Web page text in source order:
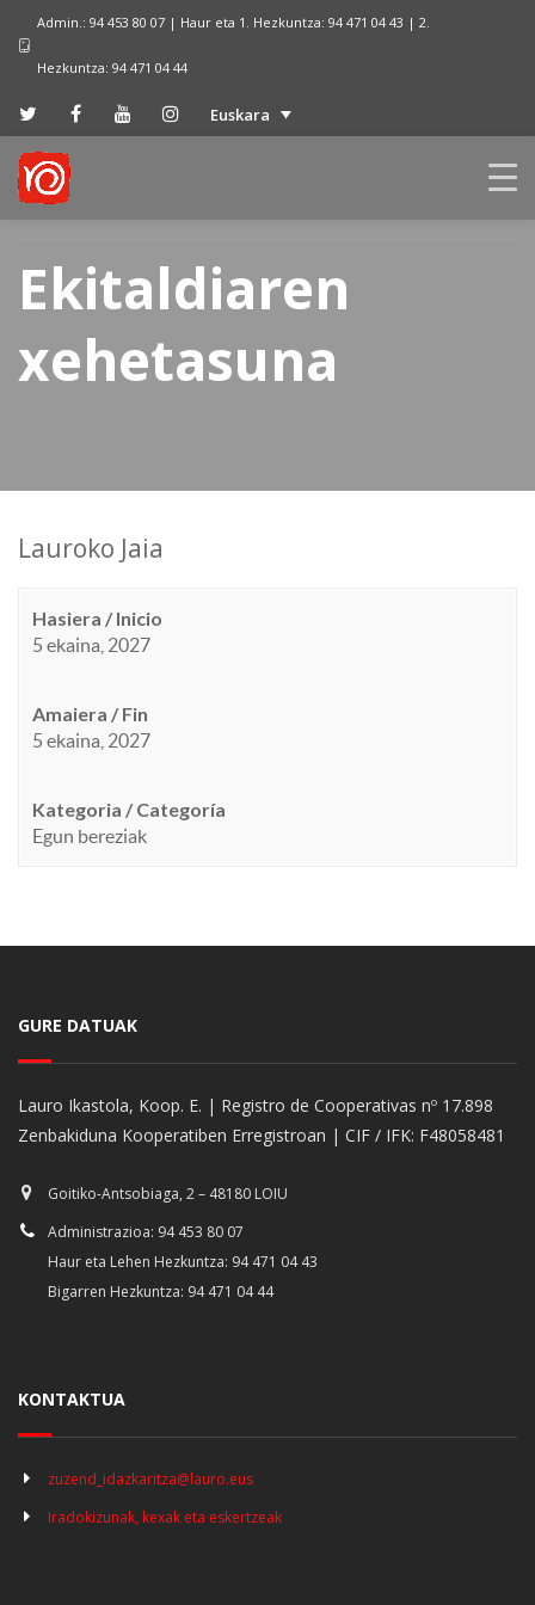
Admin.: 94 453 80 07 | Haur eta 1. Hezkuntza: 94 471 04 43 | 2.
Hezkuntza: 94 471 04 44
Euskara
Ekitaldiaren
xehetasuna
Lauroko Jaia
Hasiera / Inicio
5 ekaina, 2027
Amaiera / Fin
5 ekaina, 2027
Kategoria / Categoría
Egun bereziak
GURE DATUAK
Lauro Ikastola, Koop. E. | Registro de Cooperativas nº 17.898
Zenbakiduna Kooperatiben Erregistroan | CIF / IFK: F48058481
Goitiko-Antsobiaga, 2 – 48180 LOIU
Administrazioa: 94 453 80 07
Haur eta Lehen Hezkuntza: 94 471 04 43
Bigarren Hezkuntza: 94 471 04 44
KONTAKTUA
zuzend_idazkaritza@lauro.eus
Iradokizunak, kexak eta eskertzeak